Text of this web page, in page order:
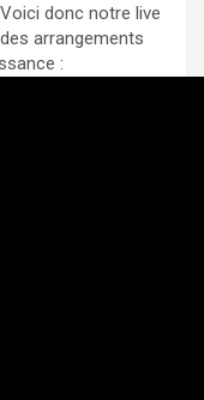
donc notre live
arrangements
: